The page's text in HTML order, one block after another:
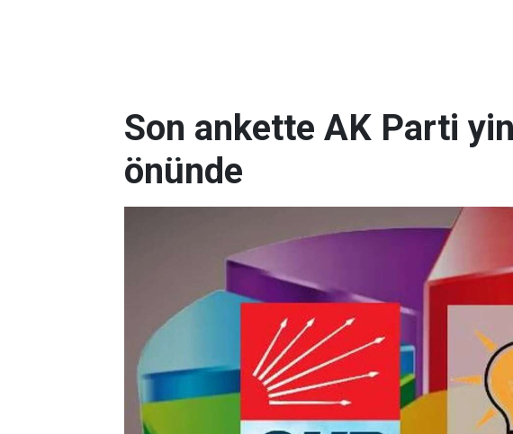
Son ankette AK Parti
önünde